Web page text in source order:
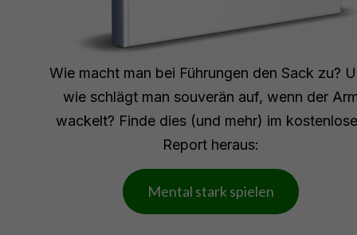
Wie macht man bei Führungen den Sack zu?
wie schlägt man souverän auf, wenn der
wackelt? Finde dies (und mehr) im
Report heraus:
Mental stark spielen